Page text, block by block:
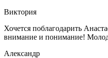
Виктория
Хочется поблагодарить
внимание и понимание!
Александр